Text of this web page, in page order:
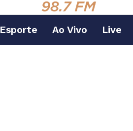
Esporte Ao Vivo Live